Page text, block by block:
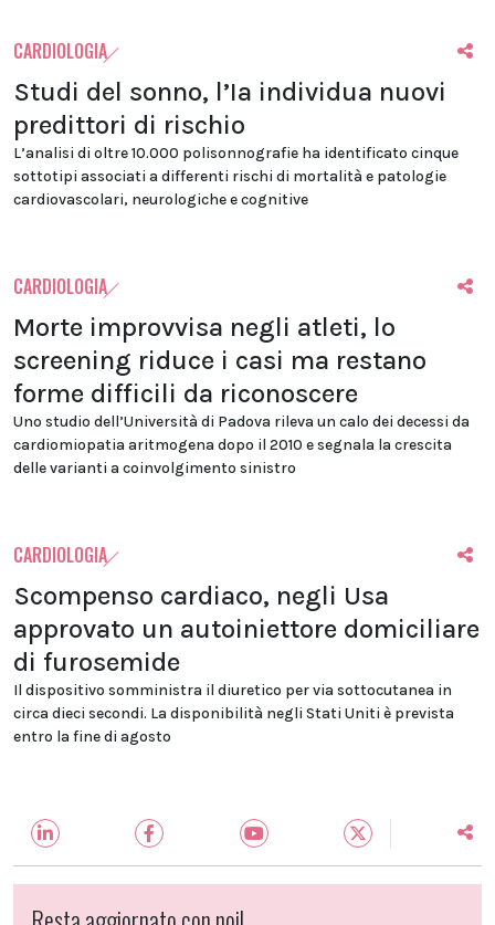
CARDIOLOGIA
Studi del sonno, l’Ia individua nuovi
predittori di rischio
L’analisi di oltre 10.000 polisonnografie ha identificato cinque
sottotipi associati a differenti rischi di mortalità e patologie
cardiovascolari, neurologiche e cognitive
CARDIOLOGIA
Morte improvvisa negli atleti, lo
screening riduce i casi ma restano
forme difficili da riconoscere
Uno studio dell’Università di Padova rileva un calo dei decessi da
cardiomiopatia aritmogena dopo il 2010 e segnala la crescita
delle varianti a coinvolgimento sinistro
CARDIOLOGIA
Scompenso cardiaco, negli Usa
approvato un autoiniettore domiciliare
di furosemide
Il dispositivo somministra il diuretico per via sottocutanea in
circa dieci secondi. La disponibilità negli Stati Uniti è prevista
entro la fine di agosto